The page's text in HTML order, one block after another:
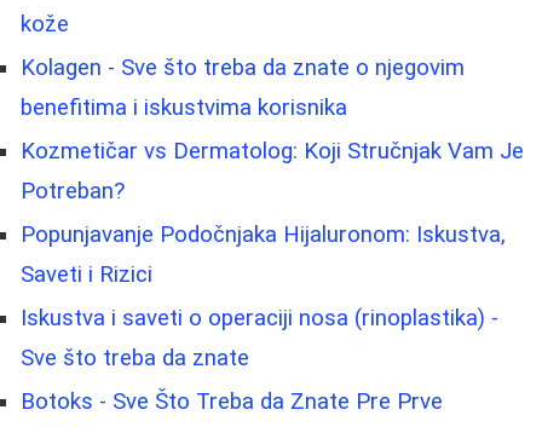
kože
Kolagen - Sve što treba da znate o njegovim
benefitima i iskustvima korisnika
Kozmetičar vs Dermatolog: Koji Stručnjak Vam Je
Potreban?
Popunjavanje Podočnjaka Hijaluronom: Iskustva,
Saveti i Rizici
Iskustva i saveti o operaciji nosa (rinoplastika) -
Sve što treba da znate
Botoks - Sve Što Treba da Znate Pre Prve